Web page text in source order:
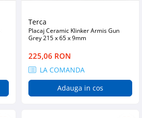
Terca
Placaj Ceramic Klinker Armis Gun
Grey 215 x 65 x 9mm
225,06 RON
LA COMANDA
Adauga in cos